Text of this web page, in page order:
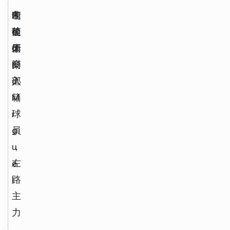
P
e
d
r
o
M
i
g
u
e
l
左
後
衛
卡
達
俱
樂
部
葡
萄
牙
裔
入
籍
球
員
，
左
路
主
力